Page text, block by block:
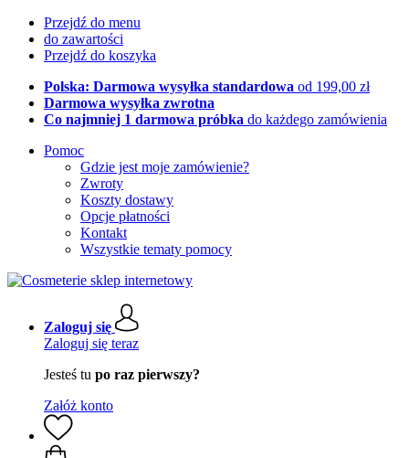
Przejdź do menu
do zawartości
Przejdź do koszyka
Polska: Darmowa wysyłka standardowa od 199,00 zł
Darmowa wysyłka zwrotna
Co najmniej 1 darmowa próbka do każdego zamówienia
Pomoc
Gdzie jest moje zamówienie?
Zwroty
Koszty dostawy
Opcje płatności
Kontakt
Wszystkie tematy pomocy
Zaloguj się
Zaloguj się teraz
Jesteś tu po raz pierwszy?
Załóż konto